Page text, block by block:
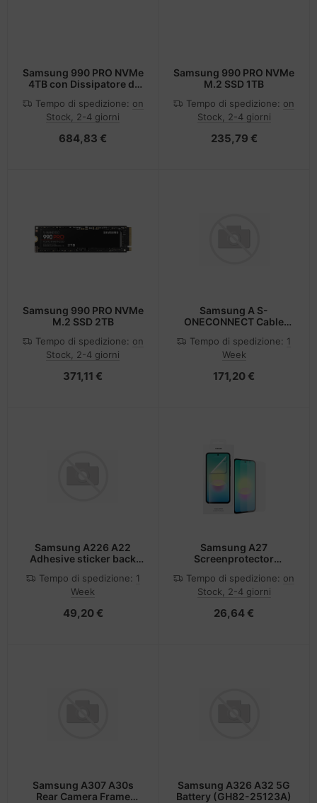
Samsung 990 PRO NVMe
4TB con Dissipatore di
Tempo di spedizione: on
Stock, 2-4 giorni
684,83 €
Samsung 990 PRO NVMe
M.2 SSD 1TB
Tempo di spedizione: on
Stock, 2-4 giorni
235,79 €
Samsung 990 PRO NVMe
M.2 SSD 2TB
Tempo di spedizione: on
Stock, 2-4 giorni
371,11 €
Samsung A S-
ONECONNECT Cable
Tempo di spedizione: 1
Week
171,20 €
Samsung A226 A22
Adhesive sticker back
Tempo di spedizione: 1
Week
49,20 €
Samsung A27
Screenprotector
Tempo di spedizione: on
Stock, 2-4 giorni
26,64 €
Samsung A307 A30s
Rear Camera Frame
Samsung A326 A32 5G
Battery (GH82-25123A)